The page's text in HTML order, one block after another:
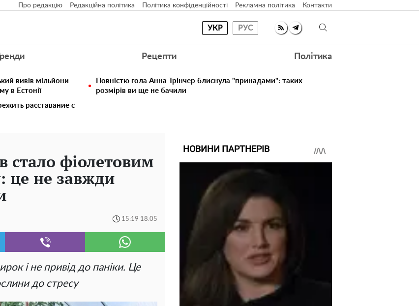
Про редакцію Редакційна політика Політика конфіденційності Рекламна політика Контакти
УКР РУС
Рецепти Політика
вивів мільйони
в Естонії
Повністю гола Анна Трінчер блиснула "принадами": таких
розмірів ви ще не бачили
расставание с
стало фіолетовим
це не завжди
15:19 18.05
і не привід до паніки. Це
до стресу
НОВИНИ ПАРТНЕРІВ